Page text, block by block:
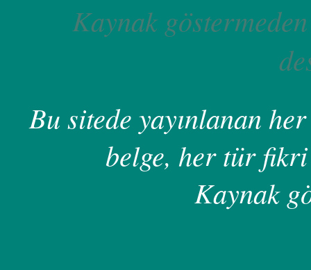
Kaynak
Bu sitede yayınlanan
belge, her tür
Kaynak